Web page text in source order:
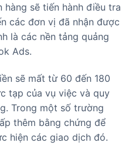
sẽ tiến hành điều tra
các đơn vị đã nhận được
là các nền tảng quảng
Ads.
sẽ mất từ 60 đến 180
tạp của vụ việc và quy
Trong một số trường
thêm bằng chứng để
hiện các giao dịch đó.